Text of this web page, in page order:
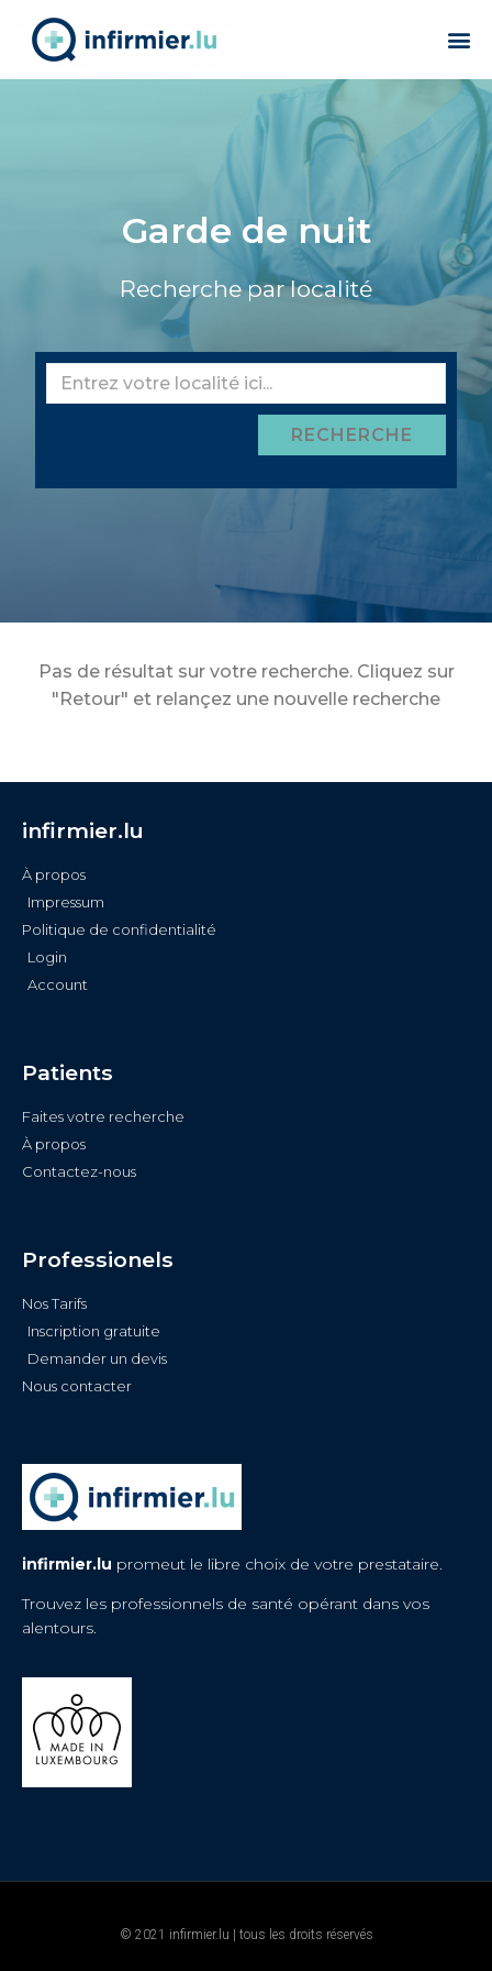
Garde de nuit
Recherche par localité
RECHERCHE
Pas de résultat sur votre recherche. Cliquez sur
"Retour" et relançez une nouvelle recherche
infirmier.lu
À propos
Impressum
Politique de confidentialité
Login
Account
Patients
Faites votre recherche
À propos
Contactez-nous
Professionels
Nos Tarifs
Inscription gratuite
Demander un devis
Nous contacter
infirmier.lu promeut le libre choix de votre prestataire.
Trouvez les professionnels de santé opérant dans vos
alentours.
© 2021 infirmier.lu | tous les droits réservés